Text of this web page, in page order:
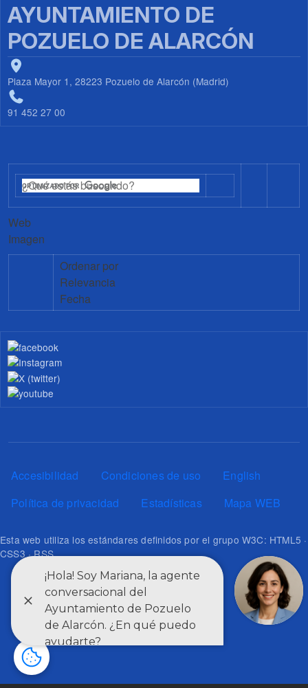
AYUNTAMIENTO DE
POZUELO DE ALARCÓN
Plaza Mayor 1, 28223 Pozuelo de Alarcón (Madrid)
91 452 27 00
Web
Imagen
Ordenar por
Relevancia
Fecha
Pie de página
Accesibilidad Condiciones de uso
English
Política de privacidad
Estadísticas Mapa WEB
Esta web utiliza los estándares definidos por el grupo W3C: HTML5 ·
CSS3 · RSS